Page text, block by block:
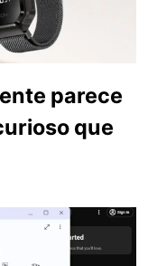
parece
que